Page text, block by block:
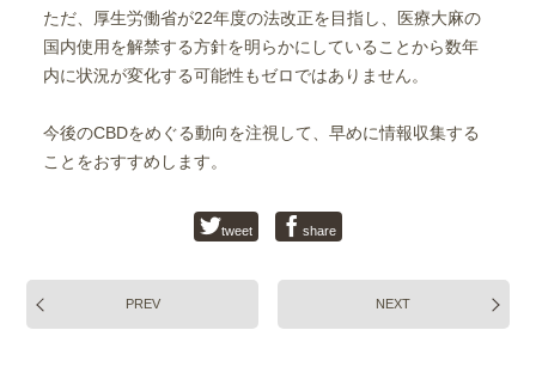
ただ、厚生労働省が22年度の法改正を目指し、医療大麻の
国内使用を解禁する方針を明らかにしていることから数年
内に状況が変化する可能性もゼロではありません。
今後のCBDをめぐる動向を注視して、早めに情報収集する
ことをおすすめします。
tweet share
PREV NEXT